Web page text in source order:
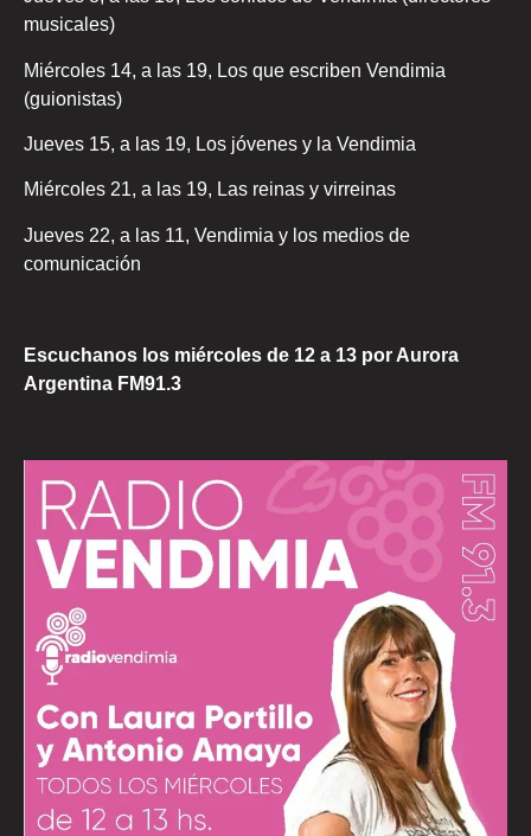
musicales)
Miércoles 14, a las 19, Los que escriben Vendimia
(guionistas)
Jueves 15, a las 19, Los jóvenes y la Vendimia
Miércoles 21, a las 19, Las reinas y virreinas
Jueves 22, a las 11, Vendimia y los medios de
comunicación
Escuchanos los miércoles de 12 a 13 por Aurora
Argentina FM91.3